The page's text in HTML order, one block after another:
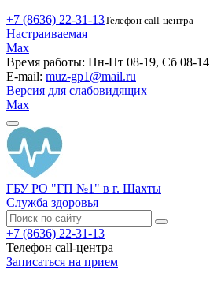
+7 (8636) 22-31-13Телефон call-центра
Настраиваемая
Max
Время работы: Пн-Пт 08-19, Сб 08-14
E-mail: muz-gp1@mail.ru
Версия для слабовидящих
Max
ГБУ РО "ГП №1" в г. Шахты
Служба здоровья
+7 (8636) 22-31-13
Телефон call-центра
Записаться на прием